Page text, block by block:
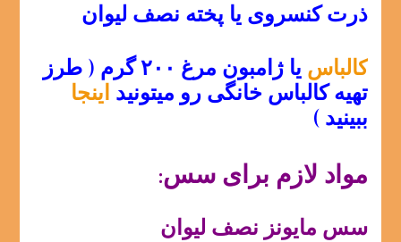
ذرت کنسروی یا پخته نصف لیوان
کالباس
یا ژامبون مرغ ۲۰۰ گرم ( طرز
تهیه کالباس خانگی رو میتونید اینجا
ببینید )
مواد لازم برای سس:
سس مایونز نصف لیوان